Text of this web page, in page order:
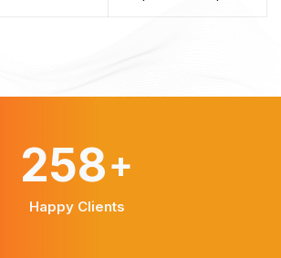
351+
Happy Clients